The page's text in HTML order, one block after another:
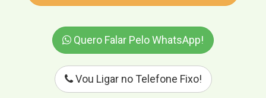
Quero Falar Pelo WhatsApp!
Vou Ligar no Telefone Fixo!